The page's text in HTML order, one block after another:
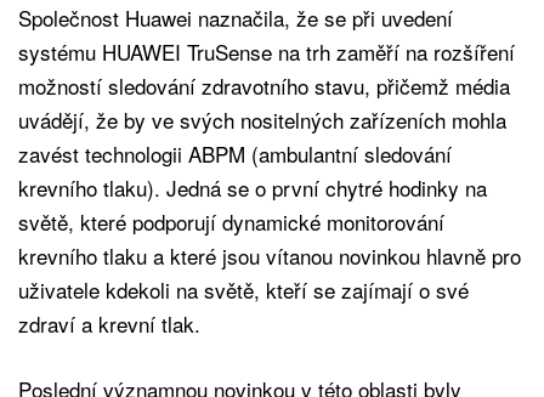
Společnost Huawei naznačila, že se při uvedení
systému HUAWEI TruSense na trh zaměří na rozšíření
možností sledování zdravotního stavu, přičemž média
uvádějí, že by ve svých nositelných zařízeních mohla
zavést technologii ABPM (ambulantní sledování
krevního tlaku). Jedná se o první chytré hodinky na
světě, které podporují dynamické monitorování
krevního tlaku a které jsou vítanou novinkou hlavně pro
uživatele kdekoli na světě, kteří se zajímají o své
zdraví a krevní tlak.
Poslední významnou novinkou v této oblasti byly